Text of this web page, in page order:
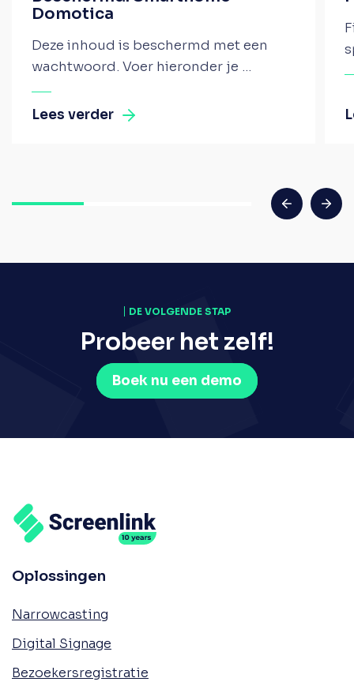
Domotica
Deze inhoud is beschermd met een
wachtwoord. Voer hieronder je ...
Lees verder
DE VOLGENDE STAP
Probeer het zelf!
Boek nu een demo
Oplossingen
Narrowcasting
Digital Signage
Bezoekersregistratie